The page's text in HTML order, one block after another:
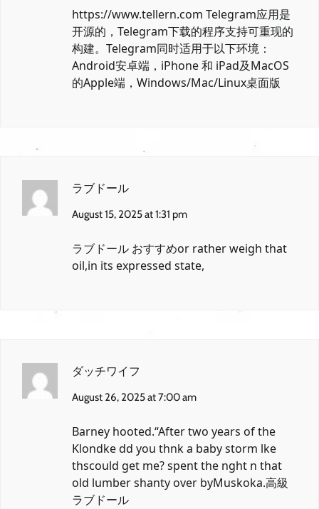
https://www.tellern.com Telegram应用是
开源的，Telegram下载的程序支持可重现的
构建。Telegram同时适用于以下环境：
Android安卓端，iPhone 和 iPad及MacOS
的Apple端，Windows/Mac/Linux桌面版
ラブドール
August 15, 2025 at 1:31 pm
ラブドール おすすめor rather weigh that
oil,in its expressed state,
ダッチワイフ
August 26, 2025 at 7:00 am
Barney hooted.“After two years of the
Klondke dd you thnk a baby storm lke
thscould get me? spent the nght n that
old lumber shanty over byMuskoka.高級
ラブドール